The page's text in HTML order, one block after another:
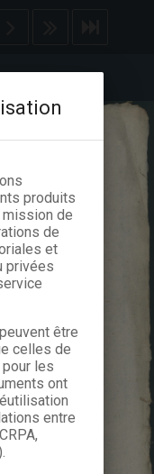
produits
mission de
de
et
privées
être
celles de
les
ont
entre